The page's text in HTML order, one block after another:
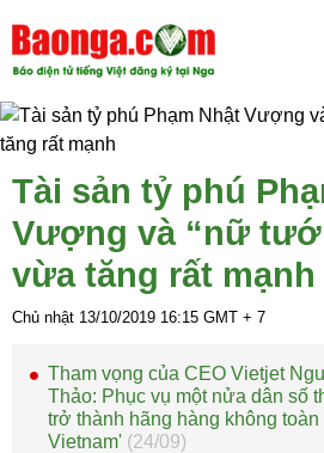
Tài sản tỷ phú
Vượng và “nữ
vừa tăng rất mạnh
Chủ nhật 13/10/2019 16:15 GMT + 7
Tham vọng của CEO Vietjet
Thảo: Phục vụ một nửa dân số
trở thành hãng hàng không toàn
Vietnam' (24/09)